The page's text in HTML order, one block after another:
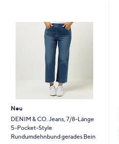
diese
anzuzeigen.
Neu
DENIM & CO. Jeans, 7/8-Länge
5-Pocket-Style
Rundumdehnbund gerades Bein